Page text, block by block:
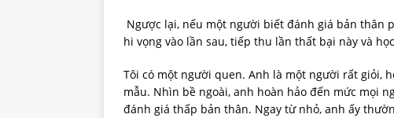
Ngược lại, nếu một người biết đánh giá bản
hi vọng vào lần sau, tiếp thu lần thất bại này và
Tôi có một người quen. Anh là một người rất giỏi,
mẫu. Nhìn bề ngoài, anh hoàn hảo đến mức mọi
đánh giá thấp bản thân. Ngay từ nhỏ, anh ấy